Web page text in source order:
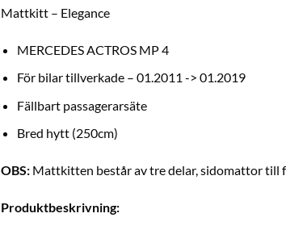
Mattkitt – Elegance
MERCEDES ACTROS MP 4
För bilar tillverkade – 01.2011 -> 01.2019
Fällbart passagerarsäte
Bred hytt (250cm)
OBS:Mattkitten består av tre delar, sidomattor till
Produktbeskrivning: